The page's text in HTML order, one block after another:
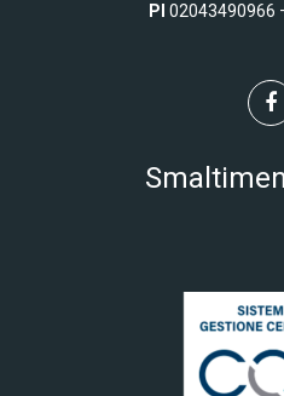
PI 02043490966